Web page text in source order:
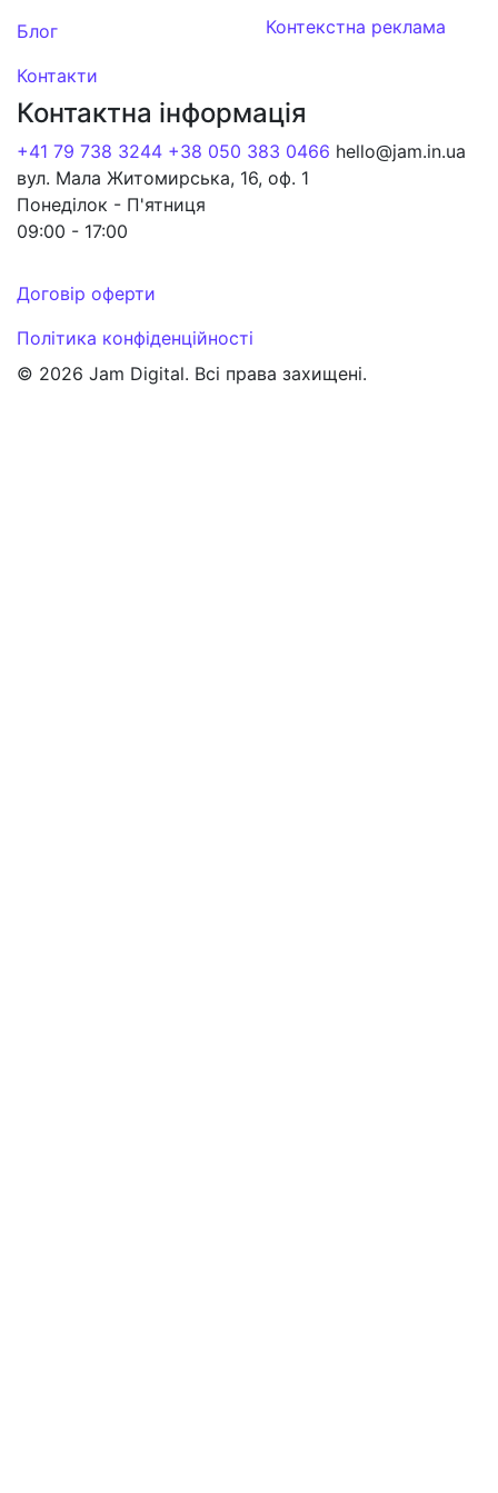
Блог
Контакти
Контекстна реклама
Контактна інформація
+41 79 738 3244 +38 050 383 0466 hello@jam.in.ua
вул. Мала Житомирська, 16, оф. 1
Понеділок - П'ятниця
09:00 - 17:00
Договір оферти
Політика конфіденційності
© 2026 Jam Digital. Всі права захищені.